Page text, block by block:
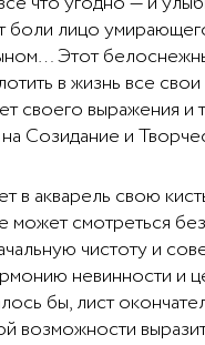
лицо
Этот
в жизнь все
своего выражения и
Созидание и
в акварель свою
смотреться
чистоту и
невинности и
бы, лист
возможности